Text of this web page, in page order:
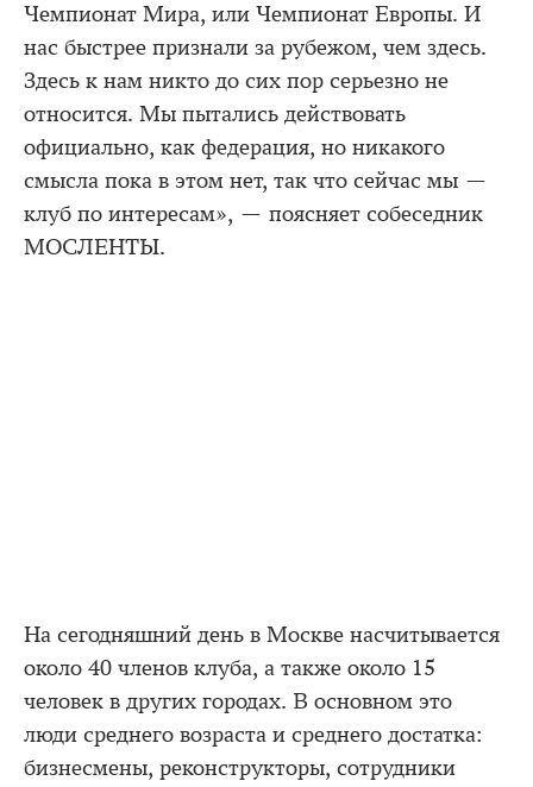
Чемпионат Мира, или Чемпионат Европы. И
нас быстрее признали за рубежом, чем здесь.
Здесь к нам никто до сих пор серьезно не
относится. Мы пытались действовать
официально, как федерация, но никакого
смысла пока в этом нет, так что сейчас мы —
клуб по интересам», — поясняет собеседник
МОСЛЕНТЫ.
На сегодняшний день в Москве насчитывается
около 40 членов клуба, а также около 15
человек в других городах. В основном это
люди среднего возраста и среднего достатка:
бизнесмены, реконструкторы, сотрудники